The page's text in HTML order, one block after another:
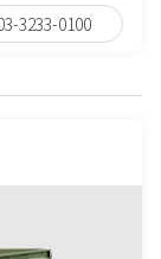
3233-0100